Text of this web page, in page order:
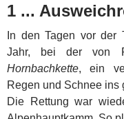
1 ...
In den Tagen vor der
Jahr, bei der von
Hornbachkette, ein
Regen und Schnee ins
Die Rettung war